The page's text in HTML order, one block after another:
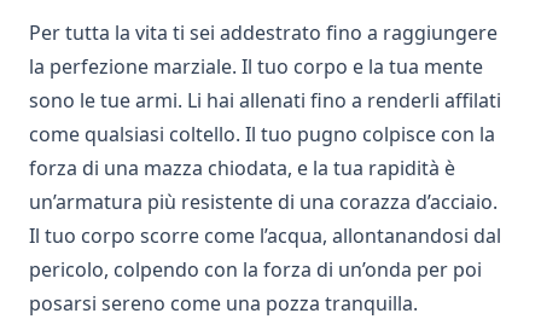
Per tutta la vita ti sei addestrato fino a raggiungere
la perfezione marziale. Il tuo corpo e la tua mente
sono le tue armi. Li hai allenati fino a renderli affilati
come qualsiasi coltello. Il tuo pugno colpisce con la
forza di una mazza chiodata, e la tua rapidità è
un’armatura più resistente di una corazza d’acciaio.
Il tuo corpo scorre come l’acqua, allontanandosi dal
pericolo, colpendo con la forza di un’onda per poi
posarsi sereno come una pozza tranquilla.